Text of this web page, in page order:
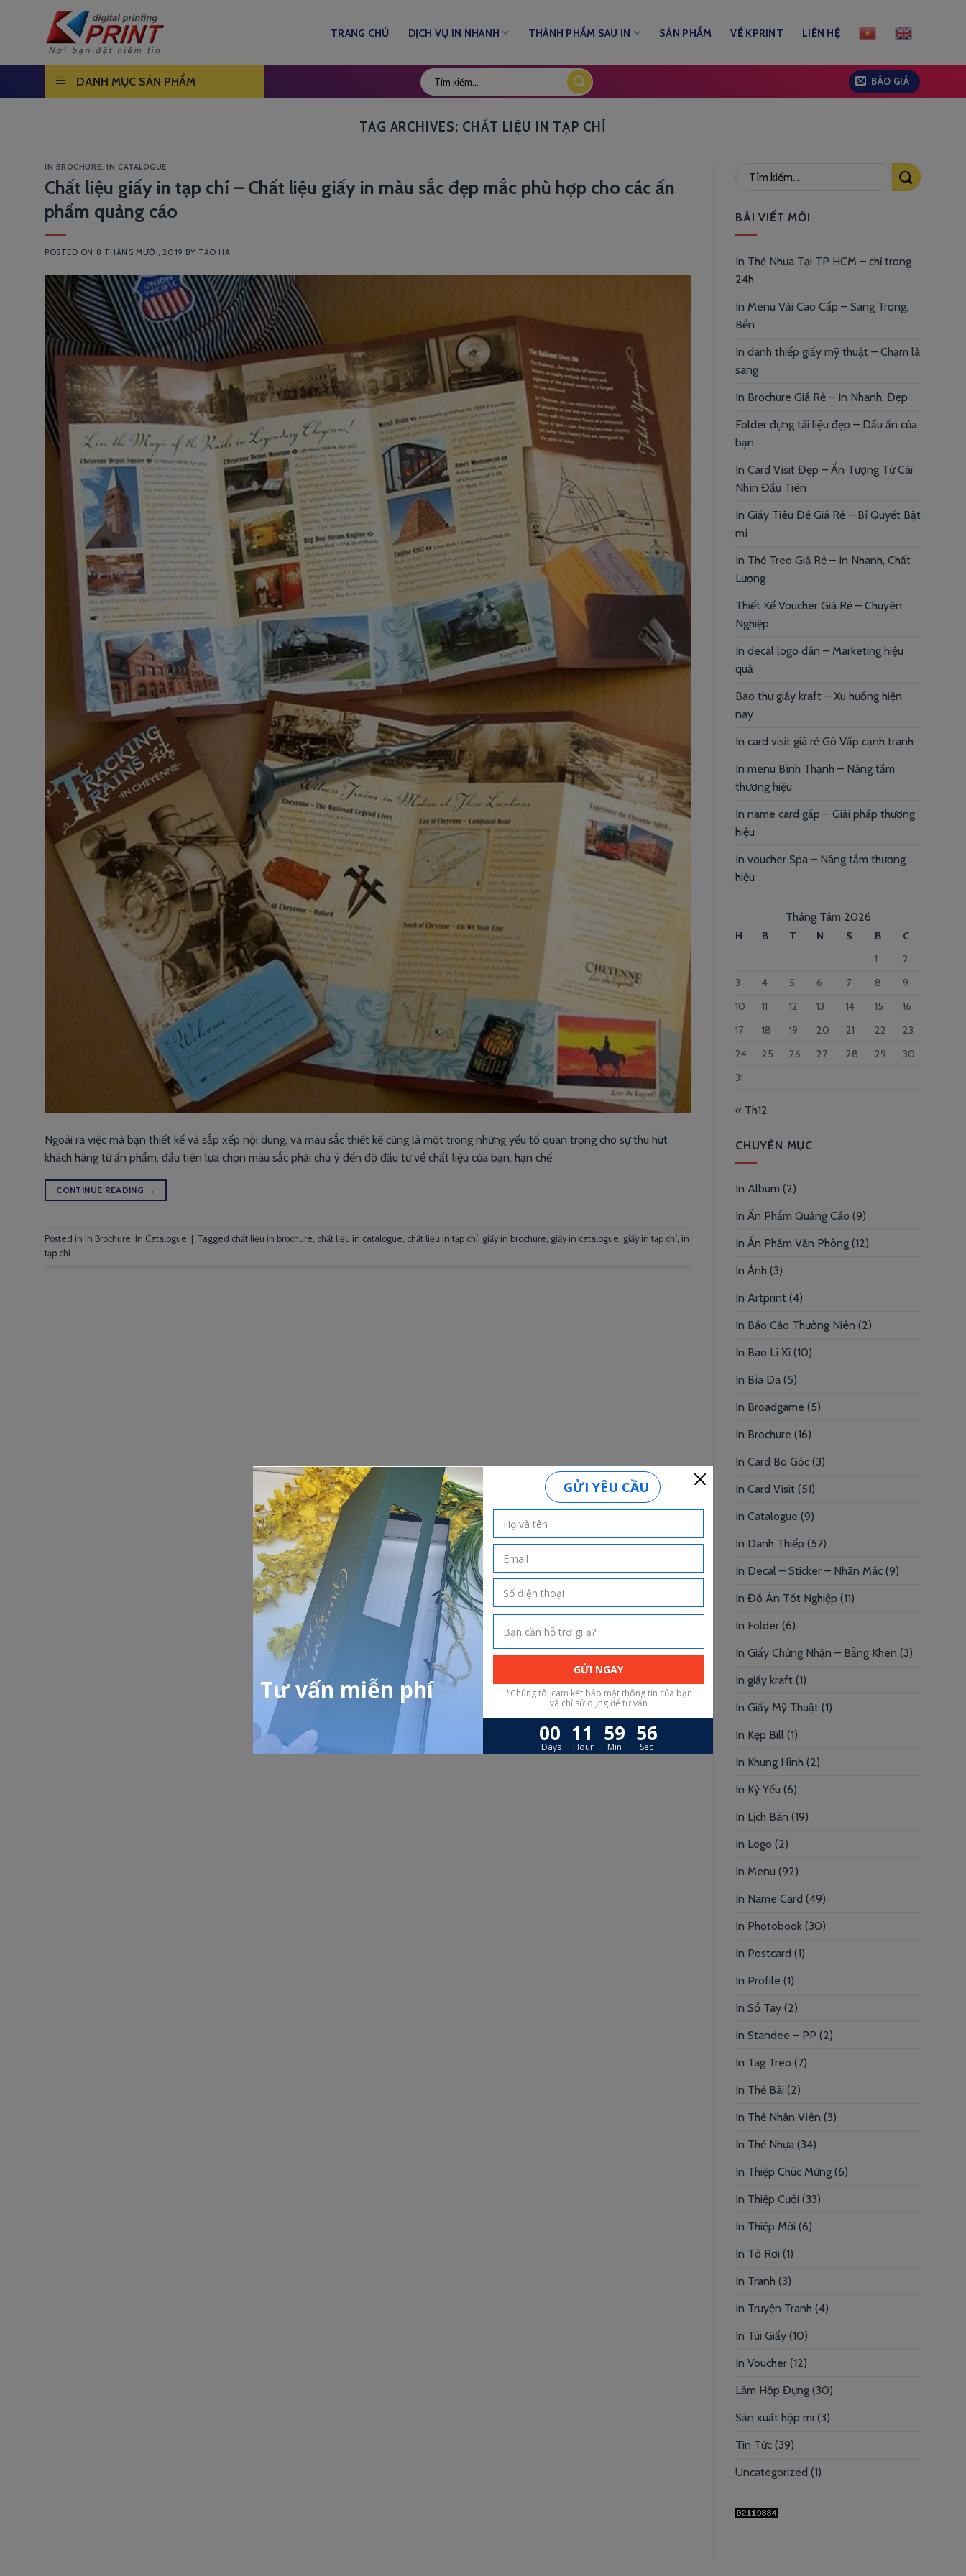
TRANG CHỦ DỊCH VỤ IN NHANH THÀNH PHẨM SAU IN SẢN PHẨM VỀ KPRINT LIÊN HỆ
DANH MỤC SẢN PHẨM BÁO GIÁ
TAG ARCHIVES: CHẤT LIỆU IN TẠP CHÍ
IN BROCHURE,IN CATALOGUE
Chất liệu giấy in tạp chí – Chất liệu giấy in màu sắc đẹp mắc phù hợp cho các ấn
phẩm quảng cáo
POSTED ON 8 THÁNG MƯỜI, 2019 BY TAO HA
Ngoài ra việc mà bạn thiết kế và sắp xếp nội dung, và màu sắc thiết kế cũng là một trong những yếu tố quan trọng cho sự thu hút
khách hàng từ ấn phẩm, đầu tiên lựa chọn màu sắc phải chú ý đến độ đầu tư về chất liệu của bạn, hạn chế
CONTINUE READING →
Posted in In Brochure, In Catalogue Tagged chất liệu in brochure, chất liệu in catalogue, chất liệu in tạp chí, giấy in brochure, giấy in catalogue, giấy in tạp chí, in
tạp chí
BÀI VIẾT MỚI
In Thẻ Nhựa Tại TP HCM – chỉ trong
24h
In Menu Vải Cao Cấp – Sang Trọng,
Bền
In danh thiếp giấy mỹ thuật – Chạm là
sang
In Brochure Giá Rẻ – In Nhanh, Đẹp
Folder đựng tài liệu đẹp – Dấu ấn của
bạn
In Card Visit Đẹp – Ấn Tượng Từ Cái
Nhìn Đầu Tiên
In Giấy Tiêu Đề Giá Rẻ – Bí Quyết Bật
mí
In Thẻ Treo Giá Rẻ – In Nhanh, Chất
Lượng
Thiết Kế Voucher Giá Rẻ – Chuyên
Nghiệp
In decal logo dán – Marketing hiệu
quả
Bao thư giấy kraft – Xu hướng hiện
nay
In card visit giá rẻ Gò Vấp cạnh tranh
In menu Bình Thạnh – Nâng tầm
thương hiệu
In name card gấp – Giải pháp thương
hiệu
In voucher Spa – Nâng tầm thương
hiệu
Tháng Tám 2026
H B T N S B
C
1
2
3
4 5 6 7 8
9
10
11 12 13 14 15
16
17
18 19 20 21 22
23
24
25 26 27 28 29
30
31
« Th12
CHUYÊN MỤC
In Album (2)
In Ấn Phẩm Quảng Cáo (9)
In Ấn Phẩm Văn Phòng (12)
In Ảnh (3)
In Artprint (4)
In Báo Cáo Thường Niên (2)
In Bao Lì Xì (10)
In Bìa Da (5)
In Broadgame (5)
In Brochure (16)
In Card Bo Góc (3)
In Card Visit (51)
In Catalogue (9)
In Danh Thiếp (57)
In Decal – Sticker – Nhãn Mác (9)
In Đồ Án Tốt Nghiệp (11)
In Folder (6)
In Giấy Chứng Nhận – Bằng Khen (3)
In giấy kraft (1)
In Giấy Mỹ Thuật (1)
In Kẹp Bill (1)
In Khung Hình (2)
In Kỷ Yếu (6)
In Lịch Bàn (19)
In Logo (2)
In Menu (92)
In Name Card (49)
In Photobook (30)
In Postcard (1)
In Profile (1)
In Sổ Tay (2)
In Standee – PP (2)
In Tag Treo (7)
In Thẻ Bài (2)
In Thẻ Nhân Viên (3)
In Thẻ Nhựa (34)
In Thiệp Chúc Mừng (6)
In Thiệp Cưới (33)
In Thiệp Mời (6)
In Tờ Rơi (1)
In Tranh (3)
In Truyện Tranh (4)
In Túi Giấy (10)
In Voucher (12)
Làm Hộp Đựng (30)
Sản xuất hộp mi (3)
Tin Tức (39)
Uncategorized (1)